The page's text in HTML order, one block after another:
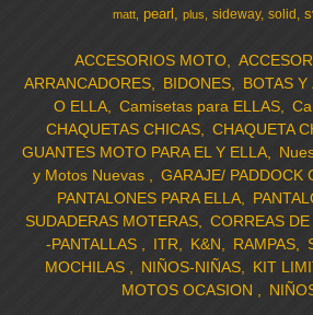
matt
pearl plus sideway solid
ACCESORIOS MOTO
ARRANCADORES
BIDONES
BOTAS Y
O ELLA
Camisetas para ELLAS
CHAQUETAS CHICAS
CHAQUETA
GUANTES MOTO PARA EL Y ELLA
y Motos Nuevas
GARAJE/ PADDOCK
PANTALONES PARA ELLA
SUDADERAS MOTERAS
CORREAS
-PANTALLAS
ITR K&N RAMPAS
MOCHILAS
NIÑOS-NIÑAS
KIT
MOTOS OCASION